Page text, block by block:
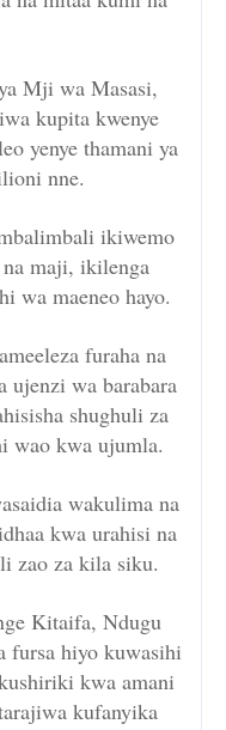
Mji wa Masasi,
kupita kwenye
yenye thamani ya
nne.
ikiwemo
maji, ikilenga
wa maeneo hayo.
furaha na
ujenzi wa barabara
shughuli za
wao kwa ujumla.
wakulima na
kwa urahisi na
zao za kila siku.
Kitaifa, Ndugu
fursa hiyo kuwasihi
kwa amani
kufanyika